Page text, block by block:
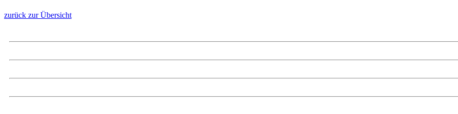
zurück zur Übersicht